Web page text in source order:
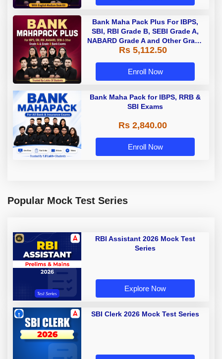
Bank Maha Pack Plus For IBPS,
SBI, RBI Grade B, SEBI Grade A,
NABARD Grade A and Other Grade
A & Grade B Bank Exams
Rs 5,112.50
Enroll Now
Bank Maha Pack for IBPS, RRB &
SBI Exams
Rs 2,840.00
Enroll Now
Popular Mock Test Series
RBI Assistant 2026 Mock Test
Series
Explore Now
SBI Clerk 2026 Mock Test Series